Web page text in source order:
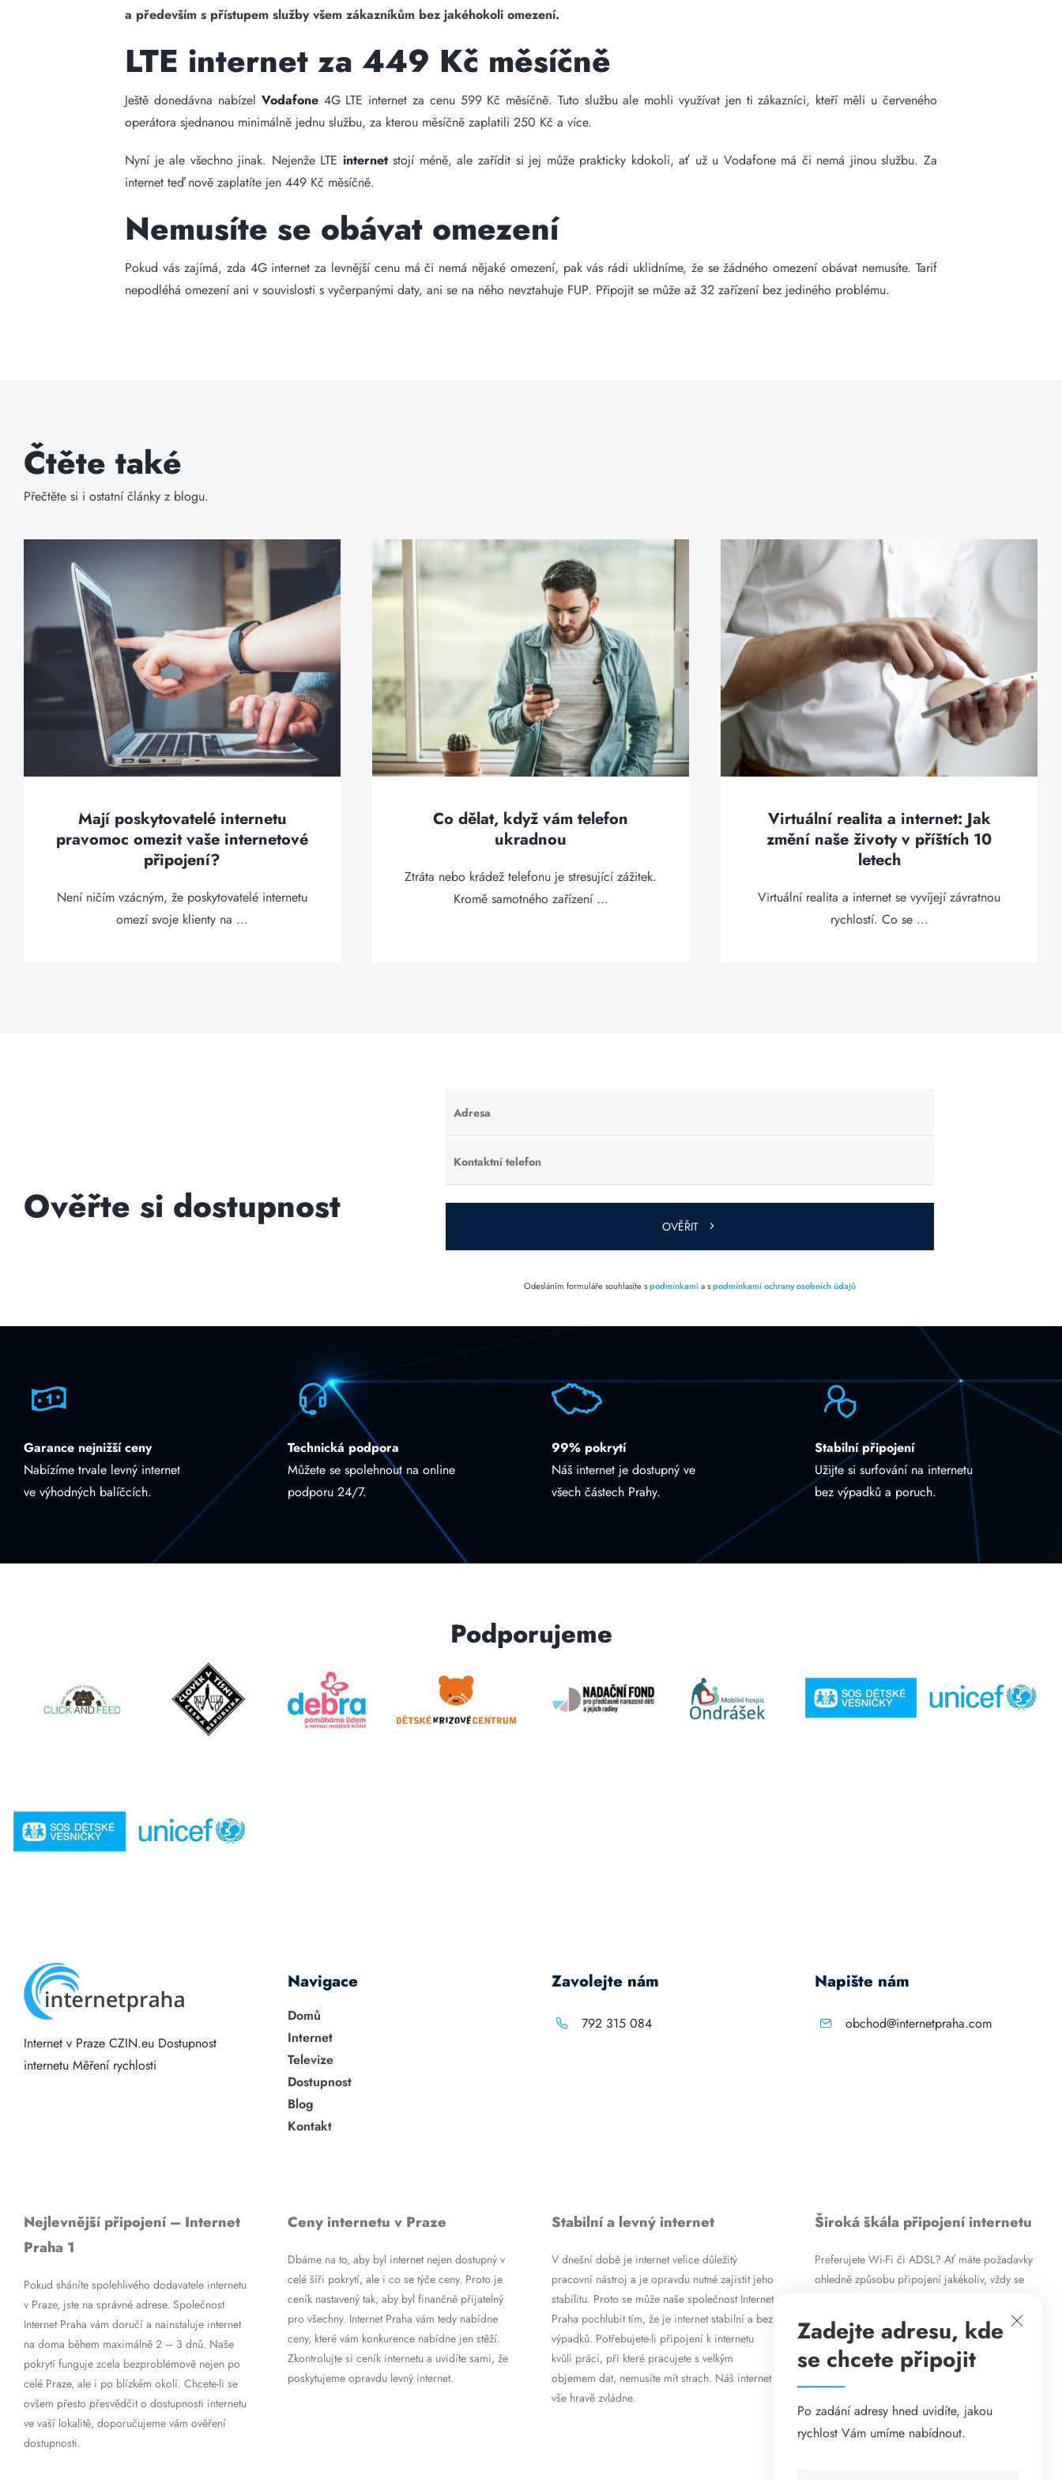
a především s přístupem služby všem zákazníkům bez jakéhokoli omezení.
LTE internet za 449 Kč měsíčně
Ještě donedávna nabízel Vodafone 4G LTE internet za cenu 599 Kč měsíčně. Tuto službu ale mohli využívat jen ti zákazníci, kteří měli u červeného
operátora sjednanou minimálně jednu službu, za kterou měsíčně zaplatili 250 Kč a více.
Nyní je ale všechno jinak. Nejenže LTE internet stojí méně, ale zařídit si jej může prakticky kdokoli, ať už u Vodafone má či nemá jinou službu. Za
internet teď nově zaplatíte jen 449 Kč měsíčně.
Nemusíte se obávat omezení
Pokud vás zajímá, zda 4G internet za levnější cenu má či nemá nějaké omezení, pak vás rádi uklidníme, že se žádného omezení obávat nemusíte. Tarif
nepodléhá omezení ani v souvislosti s vyčerpanými daty, ani se na něho nevztahuje FUP. Připojit se může až 32 zařízení bez jediného problému.
Čtěte také
Přečtěte si i ostatní články z blogu.
Mají poskytovatelé internetu
pravomoc omezit vaše internetové
připojení?
Není ničím vzácným, že poskytovatelé internetu
omezí svoje klienty na ...
Co dělat, když vám telefon
ukradnou
Ztráta nebo krádež telefonu je stresující zážitek.
Kromě samotného zařízení ...
Virtuální realita a internet: Jak
změní naše životy v příštích 10
letech
Virtuální realita a internet se vyvíjejí závratnou
rychlostí. Co se ...
Ověřte si dostupnost
Adresa
Ponechte
toto pole
prázdné.
Kontaktní telefon
Ponechte
toto pole
prázdné.
OVĚŘIT
Odesláním formuláře souhlasíte spodmínkamia spodmínkami ochrany osobních údajů
Garance nejnižší ceny
Nabízíme trvale levný internet
ve výhodných balíčcích.
Technická podpora
Můžete se spolehnout na online
podporu 24/7.
99% pokrytí
Náš internet je dostupný ve
všech částech Prahy.
Stabilní připojení
Užijte si surfování na internetu
bez výpadků a poruch.
Podporujeme
Internet v Praze CZIN.eu Dostupnost
internetu Měření rychlosti
Navigace
Domů
Internet
Televize
Dostupnost
Blog
Kontakt
Zavolejte nám
792 315 084
Napište nám
obchod@internetpraha.com
Nejlevnější připojení – Internet
Praha 1
Pokud sháníte spolehlivého dodavatele internetu
v Praze, jste na správné adrese. Společnost
Internet Praha vám doručí a nainstaluje internet
na doma během maximálně 2 – 3 dnů. Naše
pokrytí funguje zcela bezproblémově nejen po
celé Praze, ale i po blízkém okolí. Chcete-li se
ovšem přesto přesvědčit o dostupnosti internetu
ve vaší lokalitě, doporučujeme vám ověření
dostupnosti.
Ceny internetu v Praze
Dbáme na to, aby byl internet nejen dostupný v
celé šíři pokrytí, ale i co se týče ceny. Proto je
ceník nastavený tak, aby byl finančně přijatelný
pro všechny. Internet Praha vám tedy nabídne
ceny, které vám konkurence nabídne jen stěží.
Zkontrolujte si ceník internetu a uvidíte sami, že
poskytujeme opravdu levný internet.
Stabilní a levný internet
V dnešní době je internet velice důležitý
pracovní nástroj a je opravdu nutné zajistit jeho
stabilitu. Proto se může naše společnost Internet
Praha pochlubit tím, že je internet stabilní a bez
výpadků. Potřebujete-li připojení k internetu
kvůli práci, při které pracujete s velkým
objemem dat, nemusíte mít strach. Náš internet
vše hravě zvládne.
Široká škála připojení internetu
Preferujete Wi-Fi či ADSL? Ať máte požadavky
ohledně způsobu připojení jakékoliv, vždy se
vysokorychlostního ADSL internetu nabízíme
rovněž mobilní internet i levné internetové
připojení prostřednictvím Wi-Fi. Způsob
připojení přizpůsobíme vašim specifickým
Zadejte adresu, kde
se chcete připojit
Po zadání adresy hned uvidíte, jakou
rychlost Vám umíme nabídnout.